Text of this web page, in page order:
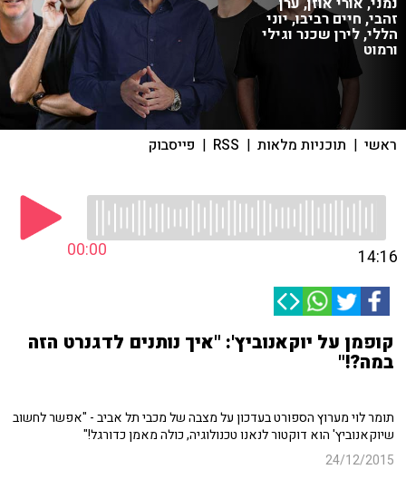
זהבי, חיים רביבו, יוני
הללי, לירן שכנר וגילי
ורמוט
ראשי | תוכניות מלאות |
RSS
| פייסבוק
00:00 14:16
קופמן על יוקאנוביץ': "איך נותנים לדגנרט הזה
במה?!"
תומר לוי מערוץ הספורט בעדכון על מצבה של מכבי תל אביב - "אפשר לחשוב
שיוקאנוביץ' הוא דוקטור לנאנו טכנולוגיה, כולה מאמן כדורגל!"
24/12/2015